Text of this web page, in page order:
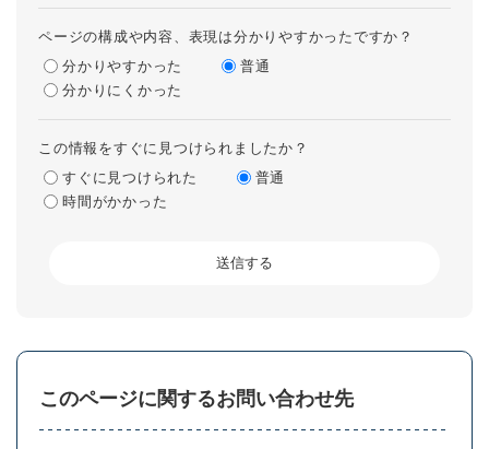
ページの構成や内容、表現は分かりやすかったですか？
分かりやすかった
普通
分かりにくかった
この情報をすぐに見つけられましたか？
すぐに見つけられた
普通
時間がかかった
このページに関するお問い合わせ先